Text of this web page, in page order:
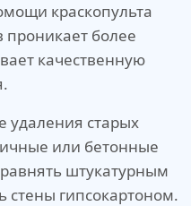
краскопульта
проникает более
качественную
удаления старых
или бетонные
штукатурным
стены гипсокартоном.